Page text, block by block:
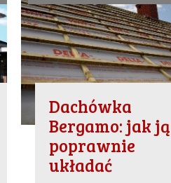
Dachówka
Bergamo: jak ją
poprawnie
układać